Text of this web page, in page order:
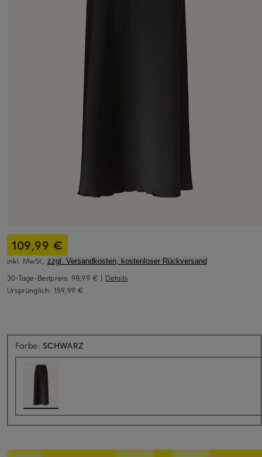
109,99 €
inkl. MwSt., zzgl. Versandkosten, kostenloser Rückversand
30-Tage-Bestpreis: 98,99 € | Details
Ursprünglich: 159,99 €
Farbe: SCHWARZ